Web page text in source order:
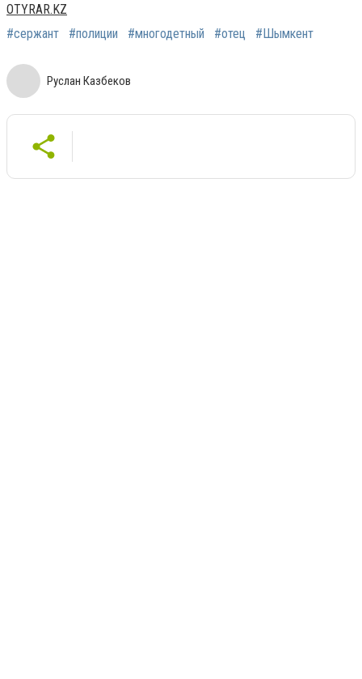
OTYRAR.KZ
#сержант
#полиции #многодетный #отец #Шымкент
Руслан Казбеков